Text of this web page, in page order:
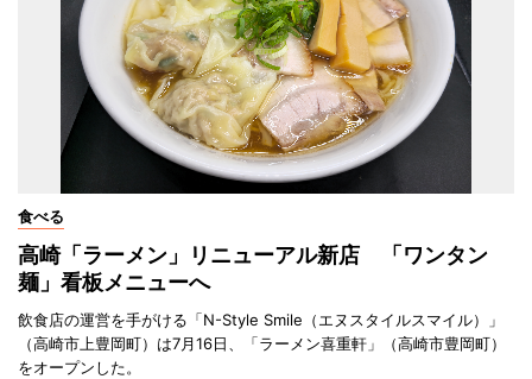
食べる
高崎「ラーメン」リニューアル新店 「ワンタン
麺」看板メニューへ
飲食店の運営を手がける「N-Style Smile（エヌスタイルスマイル）」
（高崎市上豊岡町）は7月16日、「ラーメン喜重軒」（高崎市豊岡町）
をオープンした。